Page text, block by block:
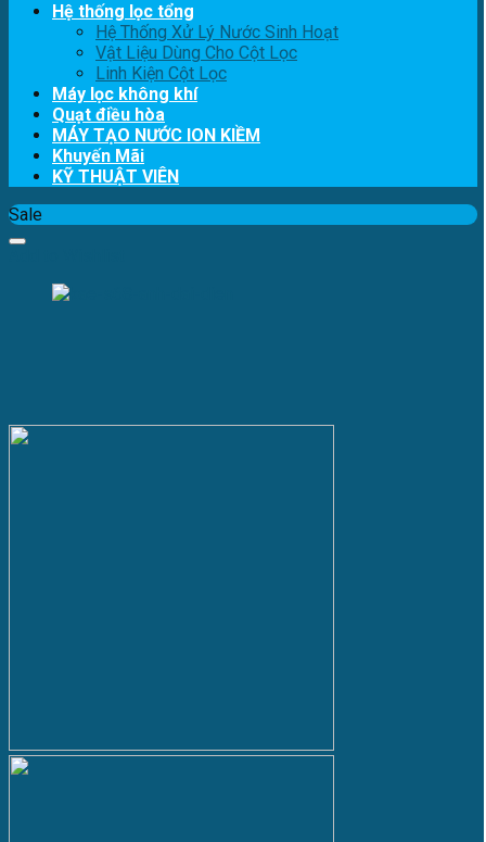
Hệ thống lọc tổng
Hệ Thống Xử Lý Nước Sinh Hoạt
Vật Liệu Dùng Cho Cột Lọc
Linh Kiện Cột Lọc
Máy lọc không khí
Quạt điều hòa
MÁY TẠO NƯỚC ION KIỀM
Khuyến Mãi
KỸ THUẬT VIÊN
Sale